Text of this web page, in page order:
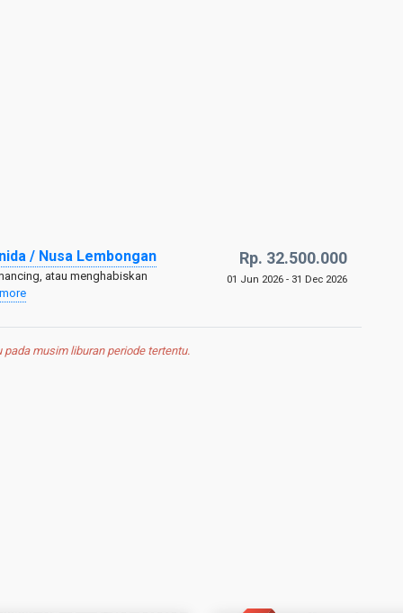
/ Nusa Lembongan
atau menghabiskan
Rp. 32.500.000
01 Jun 2026 - 31 Dec 2026
musim liburan periode tertentu.
Rp